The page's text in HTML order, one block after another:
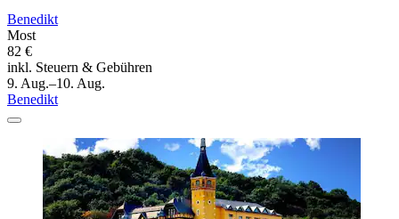
Benedikt
Most
82 €
inkl. Steuern & Gebühren
9. Aug.–10. Aug.
Benedikt